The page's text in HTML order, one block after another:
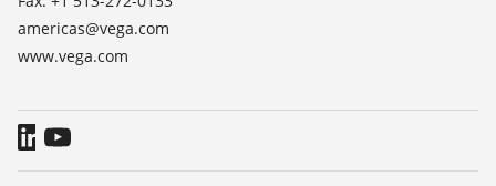
americas@vega.com
www.vega.com